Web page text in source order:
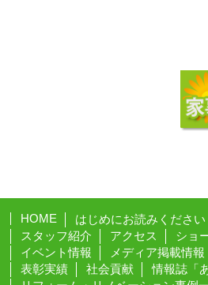
HOME はじめにお読みください
スタッフ紹介
アクセス
ショ
イベント情報
メディア掲載情報
表彰実績
社会貢献
情報誌「